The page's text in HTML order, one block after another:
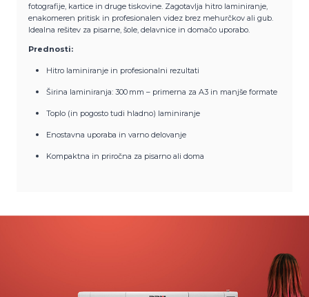
fotografije, kartice in druge tiskovine. Zagotavlja hitro laminiranje,
enakomeren pritisk in profesionalen videz brez mehurčkov ali gub.
Idealna rešitev za pisarne, šole, delavnice in domačo uporabo.
Prednosti:
Hitro laminiranje in profesionalni rezultati
Širina laminiranja: 300 mm – primerna za A3 in manjše formate
Toplo (in pogosto tudi hladno) laminiranje
Enostavna uporaba in varno delovanje
Kompaktna in priročna za pisarno ali doma